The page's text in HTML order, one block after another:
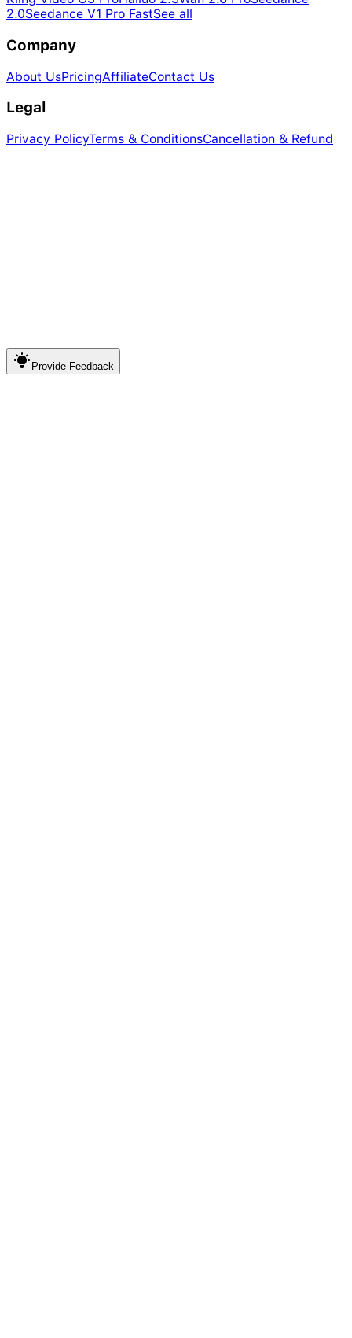
2.0Seedance V1 Pro FastSee all
Company
About UsPricingAffiliateContact Us
Legal
Privacy PolicyTerms & ConditionsCancellation & Refund
Provide Feedback